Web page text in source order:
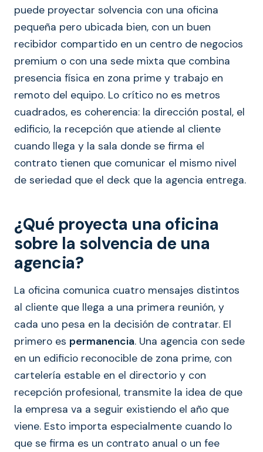
puede proyectar solvencia con una oficina
pequeña pero ubicada bien, con un buen
recibidor compartido en un centro de negocios
premium o con una sede mixta que combina
presencia física en zona prime y trabajo en
remoto del equipo. Lo crítico no es metros
cuadrados, es coherencia: la dirección postal, el
edificio, la recepción que atiende al cliente
cuando llega y la sala donde se firma el
contrato tienen que comunicar el mismo nivel
de seriedad que el deck que la agencia entrega.
¿Qué proyecta una oficina
sobre la solvencia de una
agencia?
La oficina comunica cuatro mensajes distintos
al cliente que llega a una primera reunión, y
cada uno pesa en la decisión de contratar. El
primero es permanencia. Una agencia con sede
en un edificio reconocible de zona prime, con
cartelería estable en el directorio y con
recepción profesional, transmite la idea de que
la empresa va a seguir existiendo el año que
viene. Esto importa especialmente cuando lo
que se firma es un contrato anual o un fee